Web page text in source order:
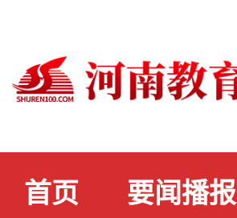
首页 要闻播报